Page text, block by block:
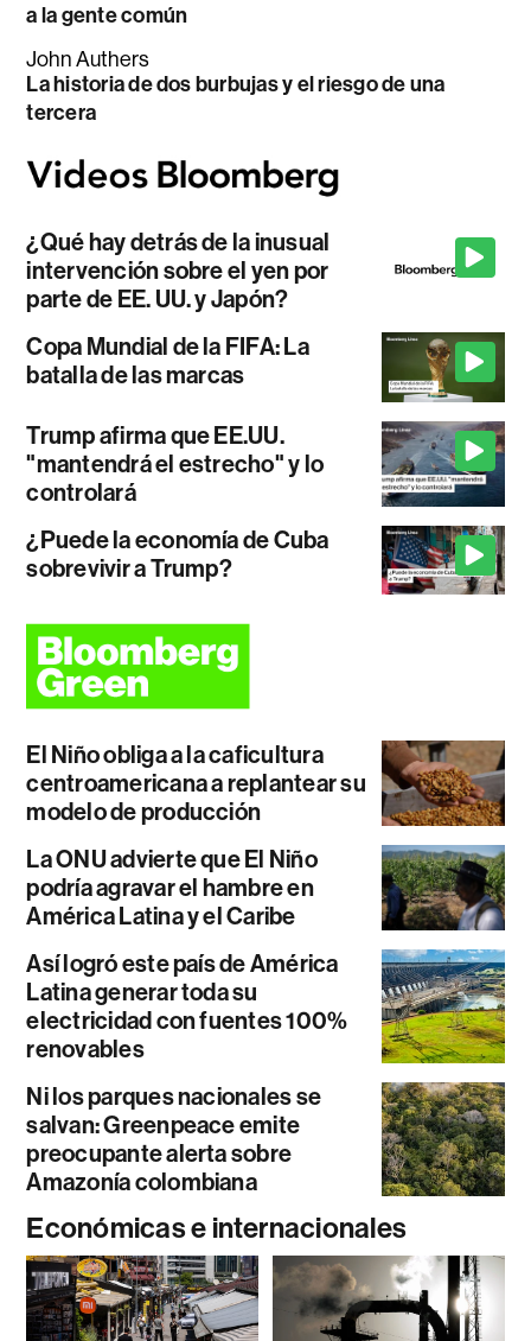
a la gente común
John Authers
La historia de dos burbujas y el riesgo de una
tercera
¿Qué hay detrás de la inusual
intervención sobre el yen por
parte de EE. UU. y Japón?
Copa Mundial de la FIFA: La
batalla de las marcas
Trump afirma que EE.UU.
"mantendrá el estrecho" y lo
controlará
¿Puede la economía de Cuba
sobrevivir a Trump?
El Niño obliga a la caficultura
centroamericana a replantear su
modelo de producción
La ONU advierte que El Niño
podría agravar el hambre en
América Latina y el Caribe
Así logró este país de América
Latina generar toda su
electricidad con fuentes 100%
renovables
Ni los parques nacionales se
salvan: Greenpeace emite
preocupante alerta sobre
Amazonía colombiana
Económicas e internacionales